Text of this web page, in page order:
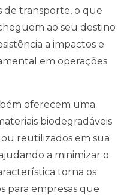
de transporte, o que
ao seu destino
a impactos e
em operações
oferecem uma
biodegradáveis
reutilizados em sua
a minimizar o
torna os
para empresas que